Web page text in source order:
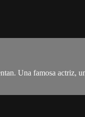
Una famosa actriz,